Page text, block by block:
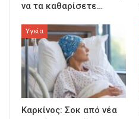
να τα καθαρίσετε…
Υγεία
Καρκίνος: Σοκ από νέα